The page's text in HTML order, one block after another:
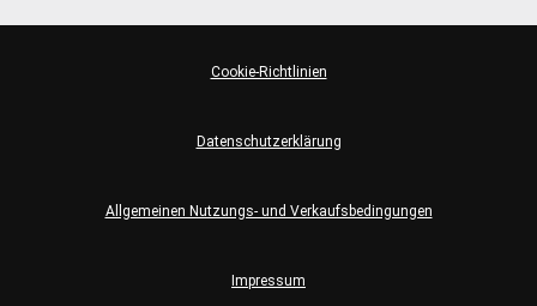
Impressum
Allgemeinen Nutzungs- und Verkaufsbedingungen
Datenschutzerklärung
Cookie-Richtlinien